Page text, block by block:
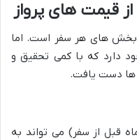
از قیمت های پرواز
بخش های هر سفر است. اما
دارد که با کمی تحقیق و
ها دست یافت.
زودهنگام بلیط (معمولاً 2 تا 3 ماه قبل از سفر) می تواند به